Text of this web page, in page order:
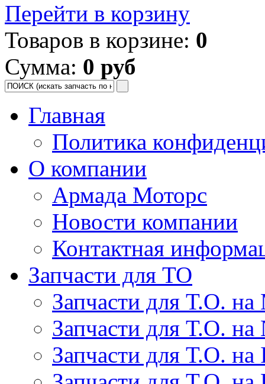
Перейти в корзину
Товаров в корзине: 0
Сумма: 0 руб
Главная
Политика
О компании
Армада Моторс
Новости компании
Контактная
Запчасти для ТО
Запчасти для Т.О. на
Запчасти для Т.О. на
Запчасти для Т.О.